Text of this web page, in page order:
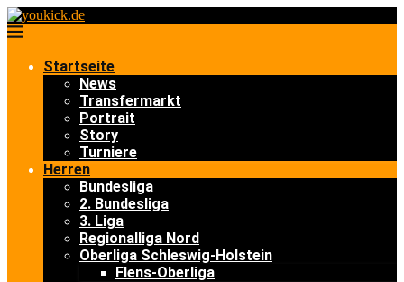
Startseite
News
Transfermarkt
Portrait
Story
Turniere
Herren
Bundesliga
2. Bundesliga
3. Liga
Regionalliga Nord
Oberliga Schleswig-Holstein
Flens-Oberliga